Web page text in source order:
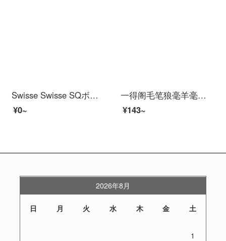
Swisse Swisse SQボトルのオレンジエキス飲料500 mlは、アントシアニンとVCの海外輸入が含まれています。
¥0~
一得阁毛笔狼毫羊毫兼毫妙笔初学者学生练字批发书法国画笔软笔楷书文房四宝笔墨纸砚 狼羊兼妙笔 3支 初学者毛笔
¥143~
2026年8月
日 月 火 水 木 金 土
1